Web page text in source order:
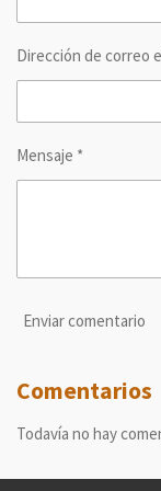
Dirección de correo
Mensaje *
Enviar comentario
Comentarios
Todavía no hay